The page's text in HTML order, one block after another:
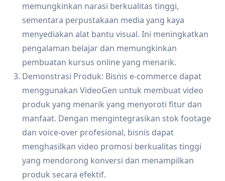
memungkinkan narasi berkualitas tinggi,
sementara perpustakaan media yang kaya
menyediakan alat bantu visual. Ini meningkatkan
pengalaman belajar dan memungkinkan
pembuatan kursus online yang menarik.
Demonstrasi Produk: Bisnis e-commerce dapat
menggunakan VideoGen untuk membuat video
produk yang menarik yang menyoroti fitur dan
manfaat. Dengan mengintegrasikan stok footage
dan voice-over profesional, bisnis dapat
menghasilkan video promosi berkualitas tinggi
yang mendorong konversi dan menampilkan
produk secara efektif.